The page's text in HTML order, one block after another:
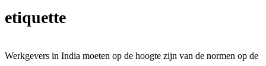
etiquette
Werkgevers in India moeten op de hoogte zijn van de normen op de